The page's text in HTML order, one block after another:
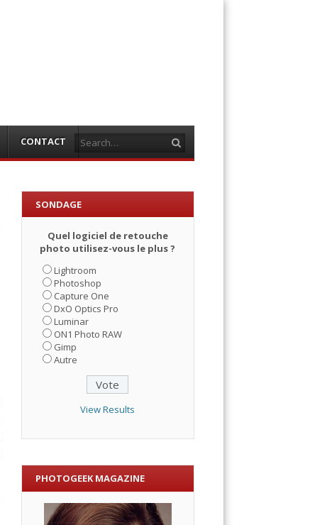
CONTACT
SONDAGE
Quel logiciel de retouche
photo utilisez-vous le plus ?
Lightroom
Photoshop
Capture One
DxO Optics Pro
Luminar
ON1 Photo RAW
Gimp
Autre
View Results
PHOTOGEEK MAGAZINE